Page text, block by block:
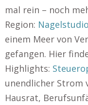
mal rein – noch
Region:
einem Meer von
gefangen. Hier
Highlights:
unendlicher Strom
Hausrat,